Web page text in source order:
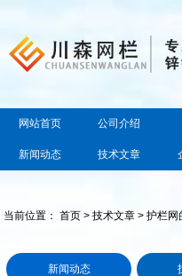
网站首页 公司介绍
新闻动态 技术文章
当前位置：首页 >技术文章 > 护栏网
新闻动态